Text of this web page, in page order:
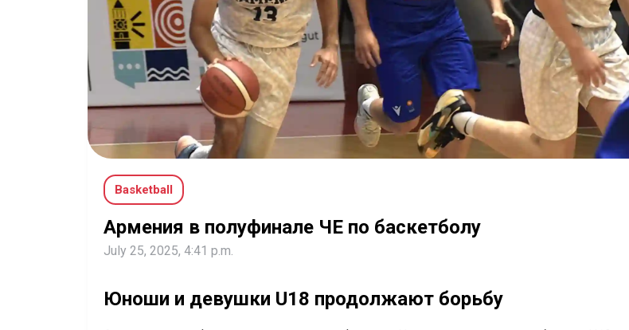
Basketball
Армения в полуфинале ЧЕ по баскетболу
July 25, 2025, 4:41 p.m.
Юноши и девушки U18 продолжают борьбу